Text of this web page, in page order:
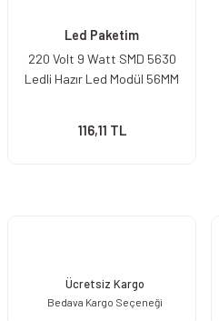
Led Paketim
220 Volt 9 Watt SMD 5630
Ledli Hazır Led Modül 56MM
116,11 TL
Ücretsiz Kargo
Bedava Kargo Seçeneği